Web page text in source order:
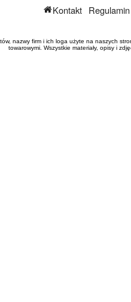
Kontakt
nazwy firm i ich loga użyte na naszych
towarowymi. Wszystkie materiały, opisy i